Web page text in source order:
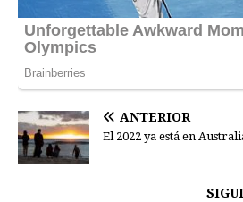
ANTERIOR
El 2022 ya está en